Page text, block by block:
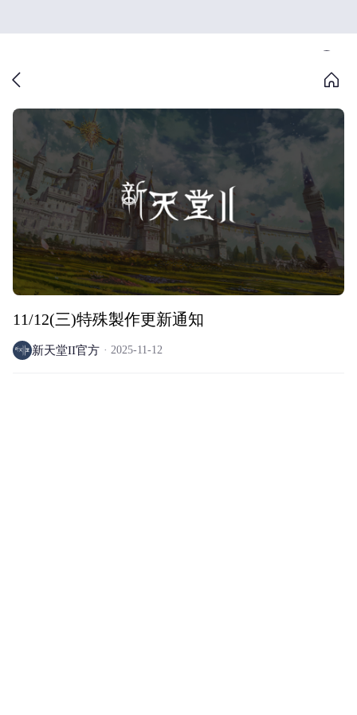
11/12(三)特殊製作更新通知
新天堂II官方 2025-11-12